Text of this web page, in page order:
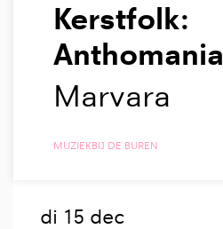
Kerstfolk:
Anthomania
Marvara
MUZIEKBIJ DE BUREN
di 15 dec